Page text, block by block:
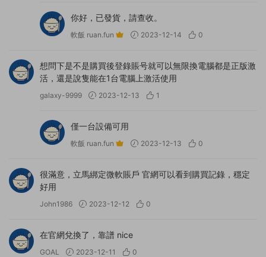
你好，已發貨，請查收。
軟飯 ruan.fun 2023-12-14 0
想問下是不是購買後登錄賬号就可以無限換電腦都是正版激
活，還是說隻能在1台電腦上激活使用
galaxy-9999 2023-12-13 1
僅一台設備可用
軟飯 ruan.fun 2023-12-13 0
很滿意，立馬綁定微軟賬戶 官網可以看到購買記錄，穩定
好用
John1986 2023-12-12 0
在官網兌換了，靠譜 nice
GOAL 2023-12-11 0